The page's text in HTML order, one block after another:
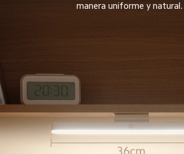
manera uniforme y natural.